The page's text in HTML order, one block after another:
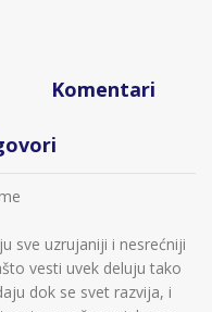
Komentari
sve uzrujaniji i nesrećniji
vesti uvek deluju tako
dok se svet razvija, i